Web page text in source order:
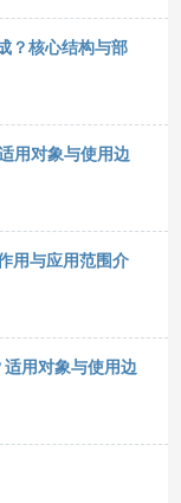
？核心结构与部
用对象与使用边
用与应用范围介
用对象与使用边